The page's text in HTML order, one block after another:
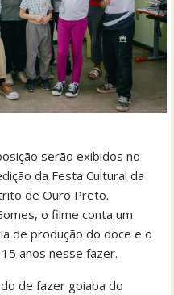
serão exibidos no
da Festa Cultural da
de Ouro Preto.
o filme conta um
de produção do doce e o
anos nesse fazer.
de fazer goiaba do